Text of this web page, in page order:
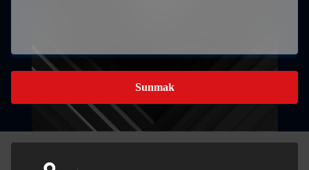
Sunmak